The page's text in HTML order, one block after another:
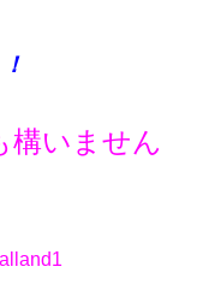
構いません